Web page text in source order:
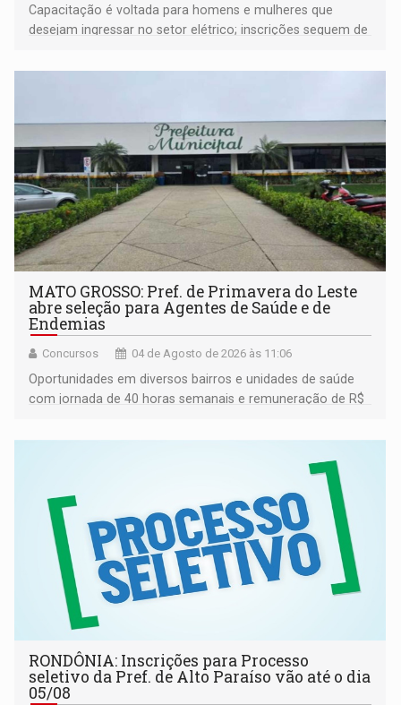
Capacitação é voltada para homens e mulheres que
desejam ingressar no setor elétrico; inscrições seguem de
MATO GROSSO: Pref. de Primavera do Leste
abre seleção para Agentes de Saúde e de
Endemias
Concursos 04 de Agosto de 2026 às 11:06
Oportunidades em diversos bairros e unidades de saúde
com jornada de 40 horas semanais e remuneração de R$
RONDÔNIA: Inscrições para Processo
seletivo da Pref. de Alto Paraíso vão até o dia
05/08